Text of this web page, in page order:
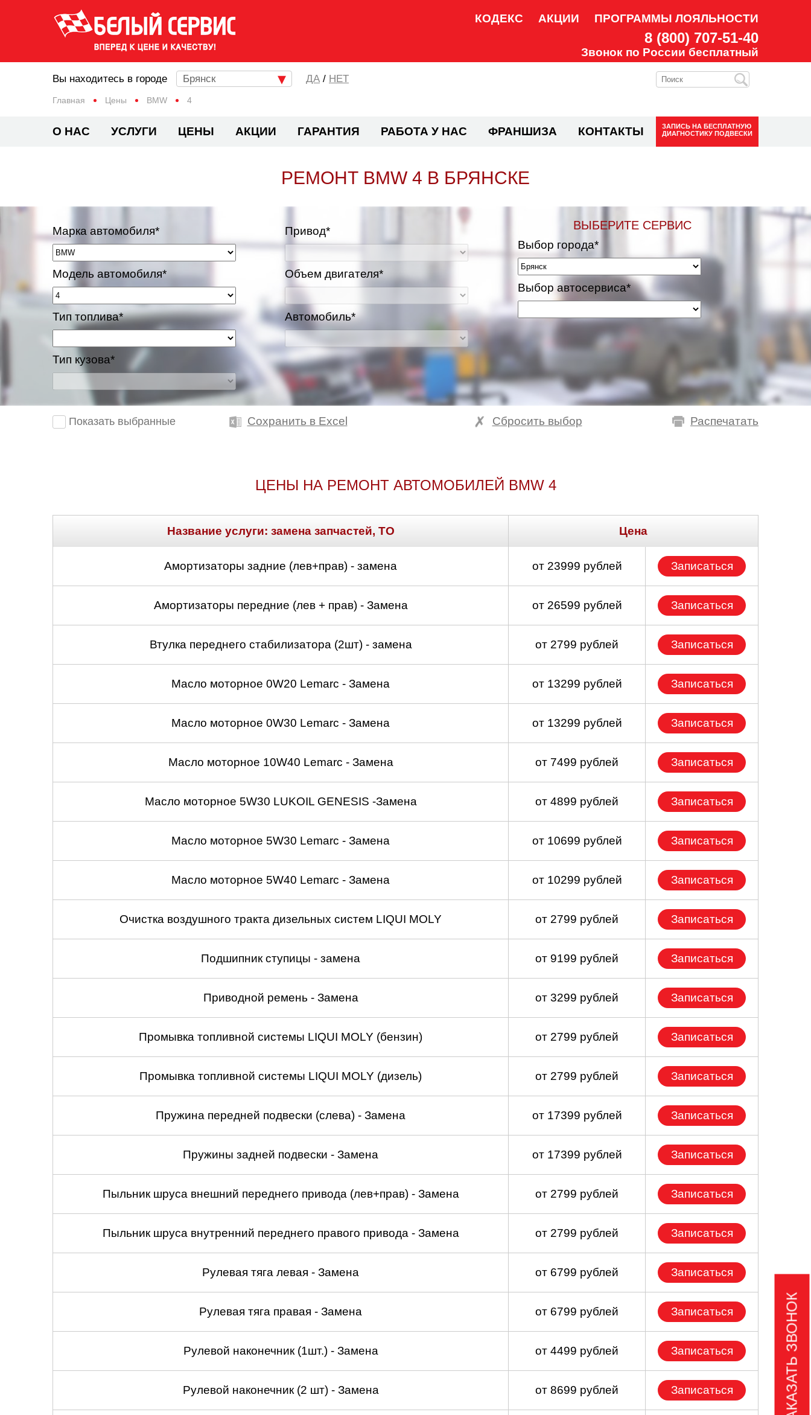
КОДЕКС АКЦИИ ПРОГРАММЫ ЛОЯЛЬНОСТИ
8 (800) 707-51-40
Звонок по России бесплатный
Главная Цены BMW 4
Вы находитесь в городе Брянск / НЕТ
О НАС УСЛУГИ ЦЕНЫ АКЦИИ ГАРАНТИЯ РАБОТА У НАС ФРАНШИЗА КОНТАКТЫ ЗАПИСЬ НА БЕСПЛАТНУЮ
ДИАГНОСТИКУ ПОДВЕСКИ
РЕМОНТ BMW 4 В БРЯНСКЕ
Марка автомобиля*
Модель автомобиля*
Тип топлива*
Тип кузова*
Привод*
Объем двигателя*
Автомобиль*
ВЫБЕРИТЕ СЕРВИС
Выбор города*
Выбор автосервиса*
Показать выбранные Сохранить в Excel Распечатать
Сбросить выбор
ЦЕНЫ НА РЕМОНТ АВТОМОБИЛЕЙ BMW 4
Название услуги: замена запчастей, ТО Цена
Амортизаторы задние (лев+прав) - замена от 23999 рублей Записаться
Амортизаторы передние (лев + прав) - Замена от 26599 рублей Записаться
Втулка переднего стабилизатора (2шт) - замена от 2799 рублей Записаться
Масло моторное 0W20 Lemarc - Замена от 13299 рублей Записаться
Масло моторное 0W30 Lemarc - Замена от 13299 рублей Записаться
Масло моторное 10W40 Lemarc - Замена от 7499 рублей Записаться
Масло моторное 5W30 LUKOIL GENESIS -Замена от 4899 рублей Записаться
Масло моторное 5W30 Lemarc - Замена от 10699 рублей Записаться
Масло моторное 5W40 Lemarc - Замена от 10299 рублей Записаться
Очистка воздушного тракта дизельных систем LIQUI MOLY от 2799 рублей Записаться
Подшипник ступицы - замена от 9199 рублей Записаться
Приводной ремень - Замена от 3299 рублей Записаться
Промывка топливной системы LIQUI MOLY (бензин) от 2799 рублей Записаться
Промывка топливной системы LIQUI MOLY (дизель) от 2799 рублей Записаться
Пружина передней подвески (слева) - Замена от 17399 рублей Записаться
Пружины задней подвески - Замена от 17399 рублей Записаться
Пыльник шруса внешний переднего привода (лев+прав) - Замена от 2799 рублей Записаться
Пыльник шруса внутренний переднего правого привода - Замена от 2799 рублей Записаться
Рулевая тяга левая - Замена от 6799 рублей Записаться
Рулевая тяга правая - Замена от 6799 рублей Записаться
Рулевой наконечник (1шт.) - Замена от 4499 рублей Записаться
Рулевой наконечник (2 шт) - Замена от 8699 рублей Записаться ЗАКАЗАТЬ ЗВОНОК